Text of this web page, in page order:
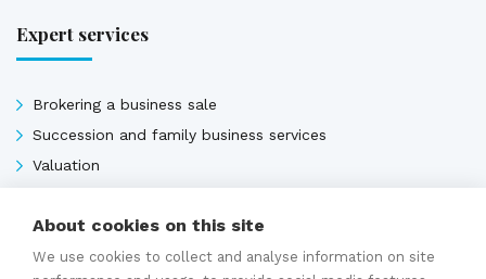
Expert services
Brokering a business sale
Succession and family business services
Valuation
Sales contracts
About cookies on this site
We use cookies to collect and analyse information on site